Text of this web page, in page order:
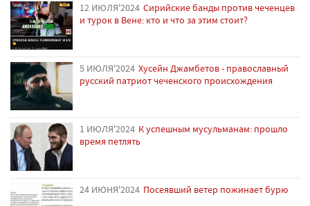
12 ИЮЛЯ'2024 Сирийские банды против чеченцев
и турок в Вене: кто и что за этим стоит?
5 ИЮЛЯ'2024 Хусейн Джамбетов - православный
русский патриот чеченского происхождения
1 ИЮЛЯ'2024 К успешным мусульманам: прошло
время петлять
24 ИЮНЯ'2024 Посеявший ветер пожинает бурю